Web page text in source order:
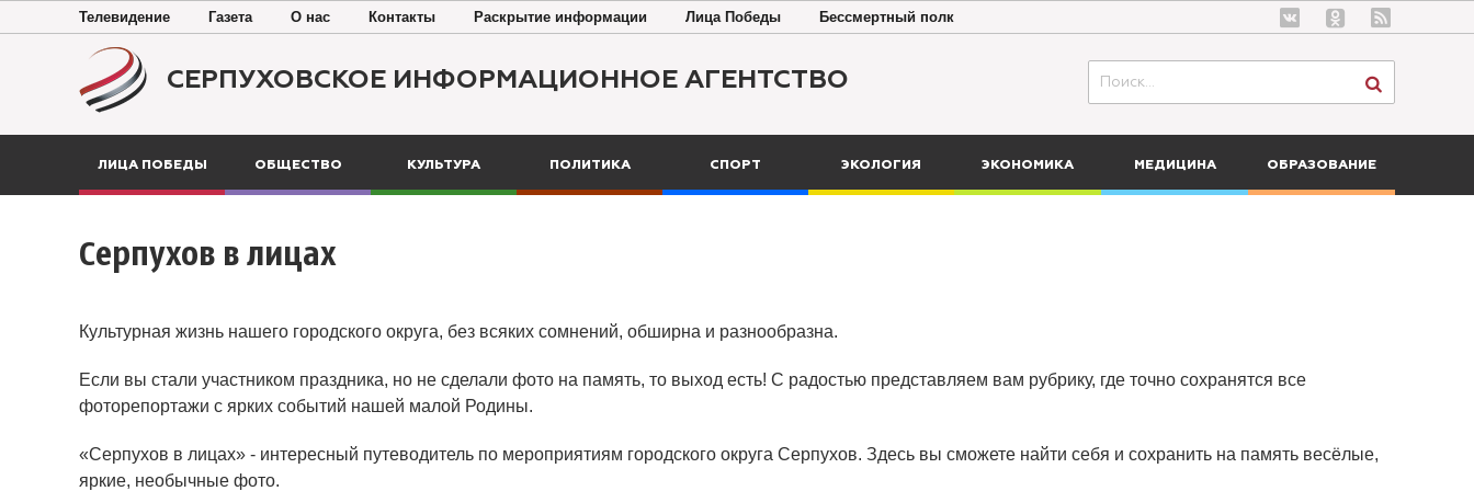
Телевидение Газета О нас Контакты Раскрытие информации Лица Победы Бессмертный полк
СЕРПУХОВСКОЕ ИНФОРМАЦИОННОЕ АГЕНТСТВО
ЛИЦА ПОБЕДЫ ОБЩЕСТВО КУЛЬТУРА ПОЛИТИКА СПОРТ ЭКОЛОГИЯ ЭКОНОМИКА МЕДИЦИНА ОБРАЗОВАНИЕ
Серпухов в лицах
Культурная жизнь нашего городского округа, без всяких сомнений, обширна и разнообразна.
Если вы стали участником праздника, но не сделали фото на память, то выход есть! С радостью представляем вам рубрику, где точно сохранятся все
фоторепортажи с ярких событий нашей малой Родины.
«Серпухов в лицах» - интересный путеводитель по мероприятиям городского округа Серпухов. Здесь вы сможете найти себя и сохранить на память весёлые,
яркие, необычные фото.